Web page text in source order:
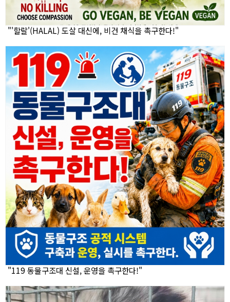
"'할랄'(HALAL) 도살 대신에, 비건 채식을 촉구한다!"
"119 동물구조대 신설, 운영을 촉구한다!"